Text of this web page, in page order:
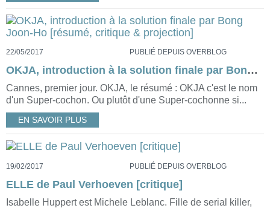
22/05/2017 PUBLIÉ DEPUIS OVERBLOG
OKJA, introduction à la solution finale par Bong Joon-Ho [résumé, critique & projection]
Cannes, premier jour. OKJA, le résumé : OKJA c'est le nom
d'un Super-cochon. Ou plutôt d'une Super-cochonne si...
EN SAVOIR PLUS
19/02/2017 PUBLIÉ DEPUIS OVERBLOG
ELLE de Paul Verhoeven [critique]
Isabelle Huppert est Michele Leblanc. Fille de serial killer,